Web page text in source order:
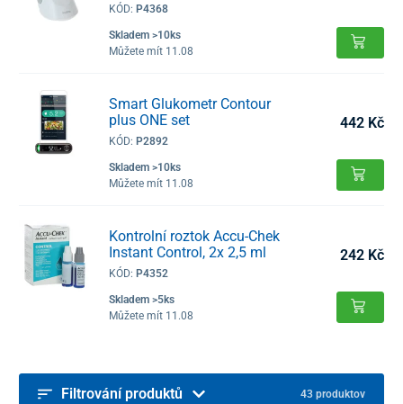
KÓD: P4368
Skladem >10ks
Můžete mít 11.08
Smart Glukometr Contour
plus ONE set
KÓD: P2892
Skladem >10ks
Můžete mít 11.08
442 Kč
Kontrolní roztok Accu-Chek
Instant Control, 2x 2,5 ml
KÓD: P4352
Skladem >5ks
Můžete mít 11.08
242 Kč
Filtrování produktů 43 produktov